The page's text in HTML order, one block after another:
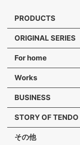
PRODUCTS
ORIGINAL SERIES
For home
Works
BUSINESS
STORY OF TENDO
その他